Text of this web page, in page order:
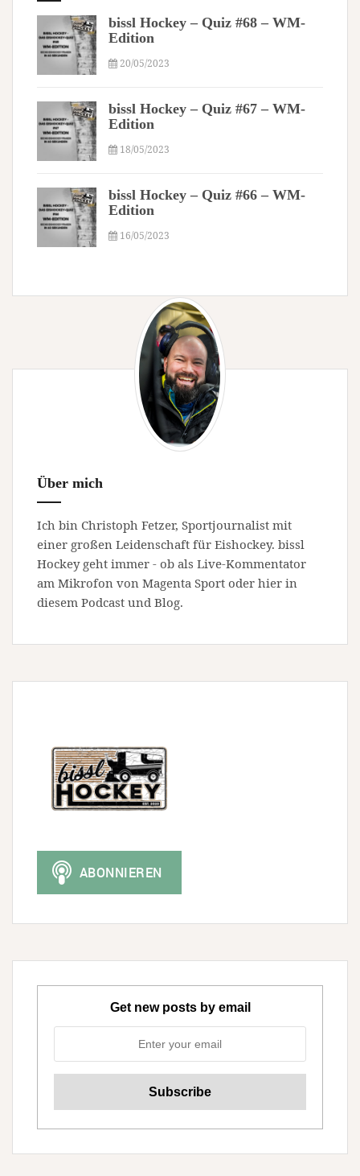
bissl Hockey – Quiz #68 – WM-
Edition
20/05/2023
bissl Hockey – Quiz #67 – WM-
Edition
18/05/2023
bissl Hockey – Quiz #66 – WM-
Edition
16/05/2023
Über mich
Ich bin Christoph Fetzer, Sportjournalist mit
einer großen Leidenschaft für Eishockey. bissl
Hockey geht immer - ob als Live-Kommentator
am Mikrofon von Magenta Sport oder hier in
diesem Podcast und Blog.
Get new posts by email